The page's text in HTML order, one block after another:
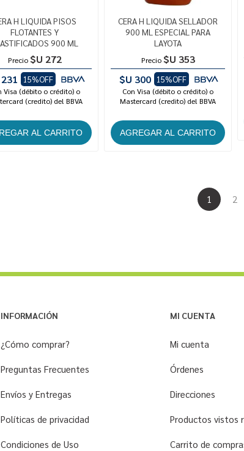
H LIQUIDA PISOS
FLOTANTES Y
900 ML
Precio $U 272
15%OFF
Visa (débito o crédito) o
(credito) del BBVA
CERA H LIQUIDA SELLADOR
900 ML ESPECIAL PARA
LAYOTA
Precio $U 353
$U 300
15%OFF
Con Visa (débito o crédito) o
Mastercard (credito) del BBVA
1 2
INFORMACIÓN
¿Cómo comprar?
Preguntas Frecuentes
Envíos y Entregas
Políticas de privacidad
Condiciones de Uso
MI CUENTA
Mi cuenta
Órdenes
Direcciones
Productos vistos
Carrito de